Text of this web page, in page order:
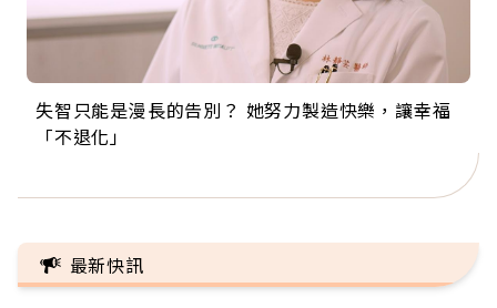
失智只能是漫長的告別？ 她努力製造快樂，讓幸福
「不退化」
來自剛果的巧克力神父 為台灣奉獻36年 「台灣是我
的家，我連作夢都講台語！」
63歲卸矽谷副總、搬回台灣找快樂！「蛋黃哥小
丑」走進安養院，逗樂上萬爺奶：退休後才開始真
104歲打破金氏世界紀錄 成為全球最年長羽球選
手，分享長壽的秘密原來是「這個」
事業巔峰他選擇追夢…黑手阿伯拉小提琴還登上小
巨蛋！連CNN都大讚！
最新快訊